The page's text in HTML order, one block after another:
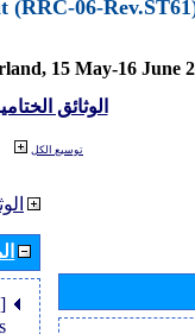
(RRC-06-
الوثائق
توسيع الكل